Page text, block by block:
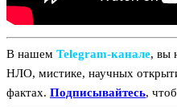
В нашем Telegram‑канале, вы
НЛО, мистике, научных
фактах. Подписывайтесь,